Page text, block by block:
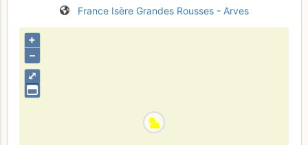
France Isère Grandes Rousses - Arves
⤢
+
–